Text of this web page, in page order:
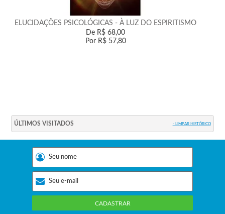
ELUCIDAÇÕES PSICOLÓGICAS - À LUZ DO ESPIRITISMO
De R$ 68,00
Por R$ 57,80
ÚLTIMOS VISITADOS - LIMPAR HISTÓRICO
CADASTRAR